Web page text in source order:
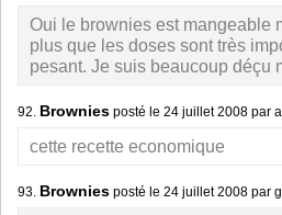
Oui le brownies est mangeable
plus que les doses sont très
pesant. Je suis beaucoup déçu
92. Brownies posté le 24 juillet 2008 par
cette recette economique
93. Brownies posté le 24 juillet 2008 par